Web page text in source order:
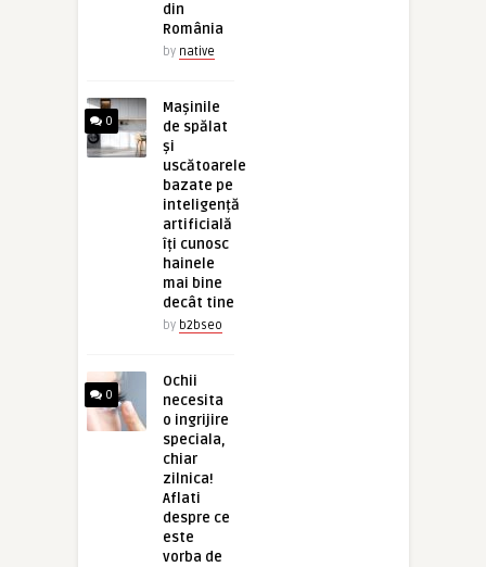
din
România
by native
0
Mașinile
de spălat
și
uscătoarele
bazate pe
inteligență
artificială
îți cunosc
hainele
mai bine
decât tine
by b2bseo
0
Ochii
necesita
o ingrijire
speciala,
chiar
zilnica!
Aflati
despre ce
este
vorba de